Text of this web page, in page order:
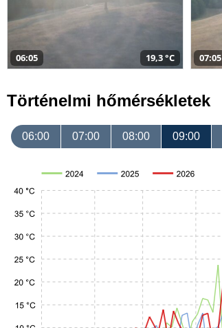
06:05 19,3 °C 07:05
Történelmi hőmérsékletek
06:00 07:00 08:00 09:00